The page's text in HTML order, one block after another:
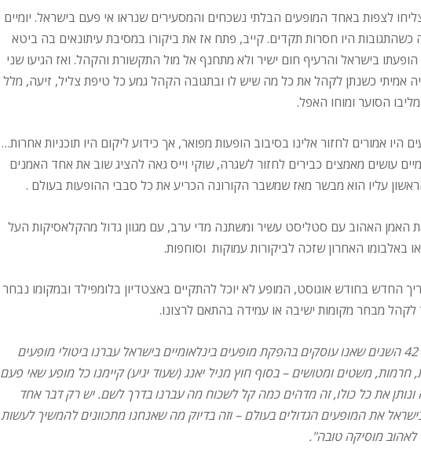
2017 כ-16,455 איש הצליחו לצפות באחד המופעים הבלתי נשכחים והמסעירים שנראו אי פעם בישראל. יומיים
היו חסרות תקדים. קייב, פתח אז את ביקורו במסיבת עיתונאים בה ביטא
הופעתו בישראל והרעיף חום ישיר ולא מתחנף אל מול התקשורת והקהל. ואז הגיעו שני
אמיתי כשנתן לקהל את כל מה שיש לו ובתגובה הקהל גמע כל טיפת צליל, זיעה, מלל
הסוער ומוחו האפל.
הרעים היו אמורים לחזור אלינו בסיבוב הופעות מפואר, אך כידוע ליקום היו תוכניות אחרות…
עושים מאמצים כבירים לחזור לשגרה, שוקי וייס גאה להציג שוב את אחד האמנים
עליו הוא מבשר מאז שמשבר הקורונה הכריע את כל סבבי ההופעות בעולם .
האמן האהוב עם סטליסט עשיר ומשתנה מדי ערב, עם מגוון גדול מהקלאסיקות העל
באלבומו האחרון שזכה לביקורות עמוקות וסוחפות.
החדש בחודש אוגוסט, המופע לא יוכל להתקיים באצטדיון בלומפילד ובמקומו נבחר
מבחר מקומות ישיבה או עמידה בהתאם לרצונו.
ב- 42 השנים שאנו עוסקים בהפקת מופעים בינלאומיים בישראל עברנו ביטולי מופעים
משטים ומטושים – בסוף חוץ מניל יאנג (שעוד יגיע) קיימנו כל מופע שאי פעם
את כל כולו, זה מדהים כמה קל לשכוח מה עברנו בדרך לשם. יש רק דבר אחד
את המופעים הגדולים בעולם – וזה בדיוק מה שאנחנו מתכוונים להמשיך לעשות
מוסיקה טובה".